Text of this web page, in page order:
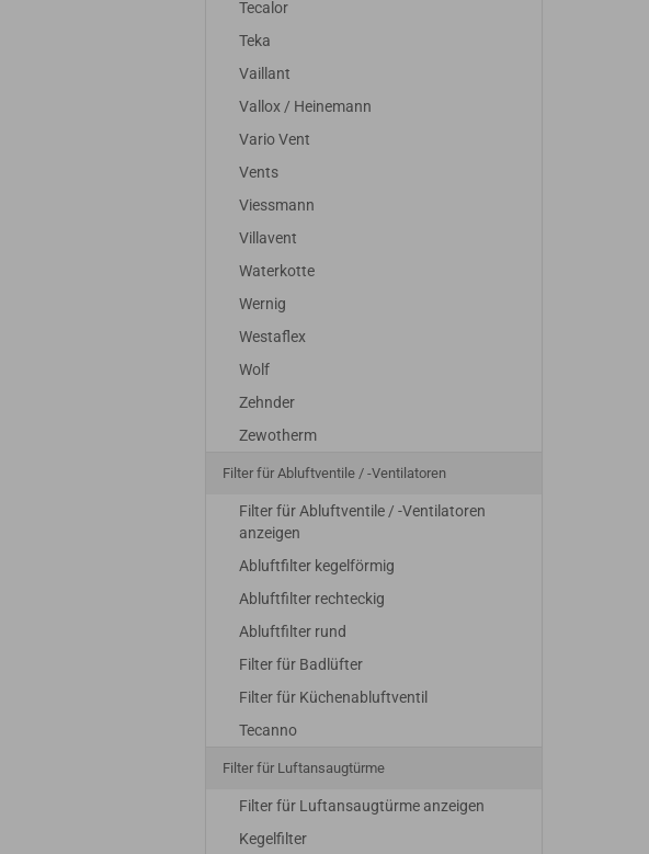
Tecalor
Teka
Vaillant
Vallox / Heinemann
Vario Vent
Vents
Viessmann
Villavent
Waterkotte
Wernig
Westaflex
Wolf
Zehnder
Zewotherm
Filter für Abluftventile / -Ventilatoren
Filter für Abluftventile / -Ventilatoren
anzeigen
Abluftfilter kegelförmig
Abluftfilter rechteckig
Abluftfilter rund
Filter für Badlüfter
Filter für Küchenabluftventil
Tecanno
Filter für Luftansaugtürme
Filter für Luftansaugtürme anzeigen
Kegelfilter